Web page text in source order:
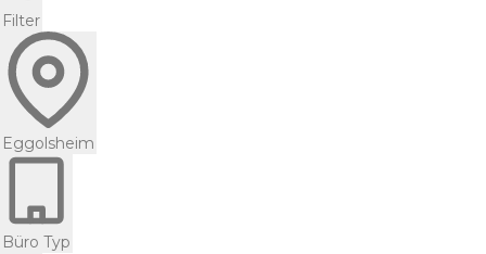
Filter
Eggolsheim
Büro Typ